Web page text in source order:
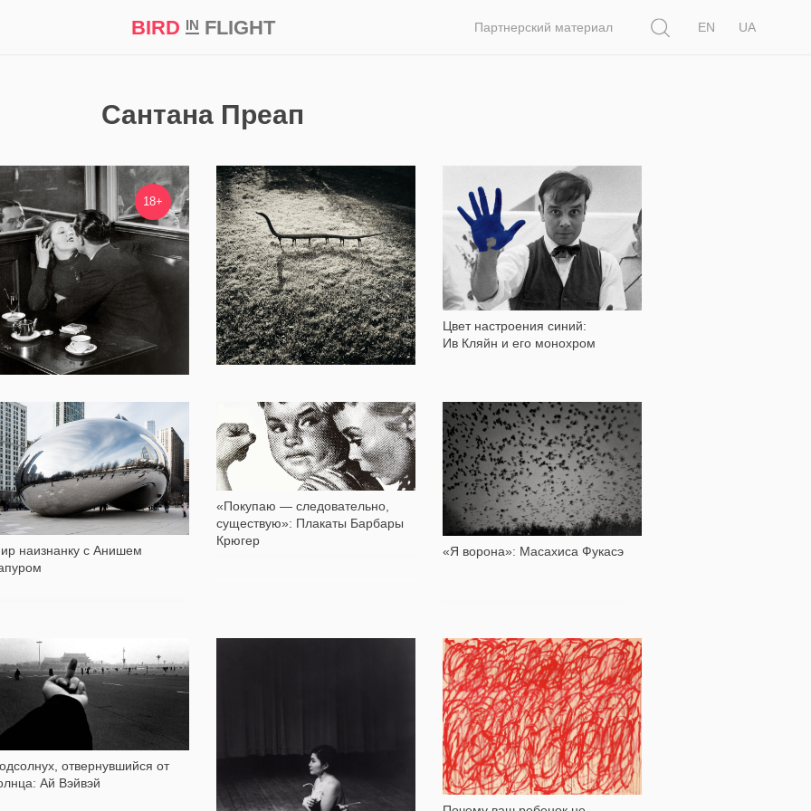
BIRD INFLIGHT Партнерский материал
EN
UA
Сантана Преап
18+
проститутки и
Ночной Париж Брассаи
12 014
Фонткуберта
4 020
Цвет настроения синий:
Ив Кляйн и его монохром
15 764
наизнанку с Анишем
7 357
«Покупаю — следовательно,
существую»: Плакаты Барбары
Крюгер
5 342
«Я ворона»: Масахиса Фукасэ
13 325
отвернувшийся от
Ай Вэйвэй
15 007 147 826